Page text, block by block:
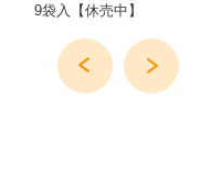
9袋入【休売中】